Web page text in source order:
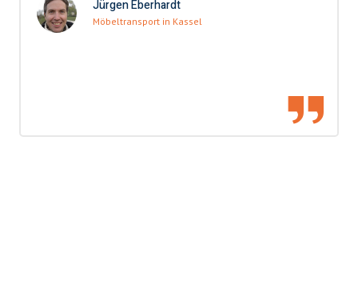
Jürgen Eberhardt
Möbeltransport in Kassel